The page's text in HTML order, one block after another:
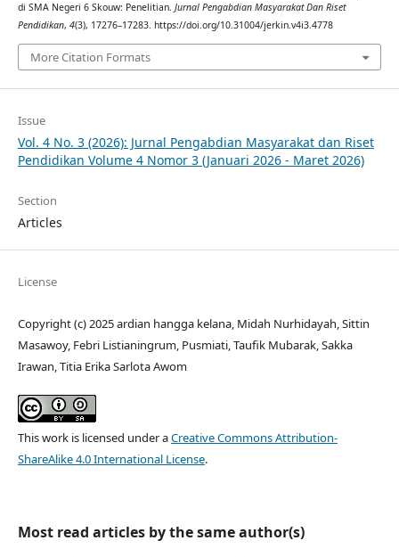
di SMA Negeri 6 Skouw: Penelitian. Jurnal Pengabdian Masyarakat Dan Riset
Pendidikan, 4(3), 17276–17283. https://doi.org/10.31004/jerkin.v4i3.4778
More Citation Formats
Issue
Vol. 4 No. 3 (2026): Jurnal Pengabdian Masyarakat dan Riset
Pendidikan Volume 4 Nomor 3 (Januari 2026 - Maret 2026)
Section
Articles
License
Copyright (c) 2025 ardian hangga kelana, Midah Nurhidayah, Sittin
Masawoy, Febri Listianingrum, Pusmiati, Taufik Mubarak, Sakka
Irawan, Titia Erika Sarlota Awom
This work is licensed under aCreative Commons Attribution-
ShareAlike 4.0 International License.
Most read articles by the same author(s)